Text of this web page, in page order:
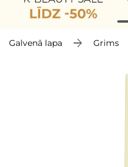
Galvenā lapa Grims